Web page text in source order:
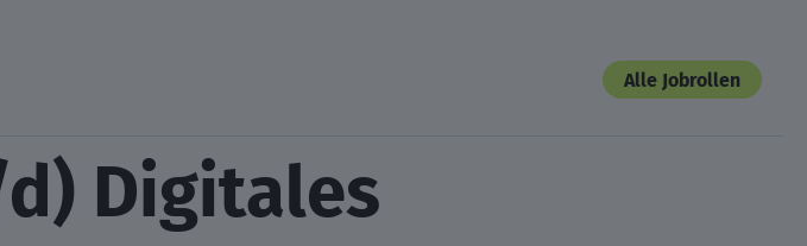
Alle Jobrollen
Digitales